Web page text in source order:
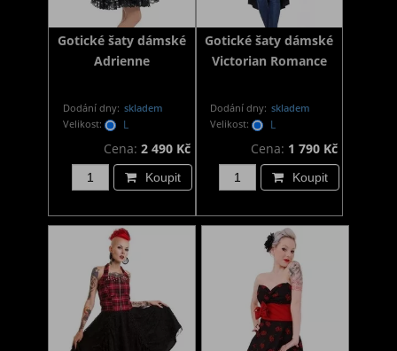
Gotické šaty dámské
Adrienne
Dodání dny: skladem
Velikost:
L
Cena: 2 490 Kč
Koupit
Gotické šaty dámské
Victorian Romance
Dodání dny: skladem
Velikost:
L
Cena: 1 790 Kč
Koupit